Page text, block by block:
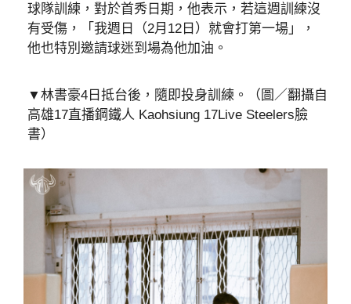
球隊訓練，對於首秀日期，他表示，若這週訓練沒
有受傷，「我週日（2月12日）就會打第一場」，
他也特別邀請球迷到場為他加油。
▼林書豪4日抵台後，隨即投身訓練。（圖／翻攝自
高雄17直播鋼鐵人 Kaohsiung 17Live Steelers臉
書）